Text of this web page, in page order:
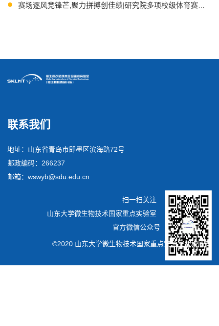
赛场逐风竞锋芒,聚力拼搏创佳绩|研究院多项校级体育赛事捷
联系我们
地址：山东省青岛市即墨区滨海路72号
邮政编码：266237
邮箱：wswyb@sdu.edu.cn
扫一扫关注
山东大学微生物技术国家重点实验室
官方微信公众号
©2020 山东大学微生物技术国家重点实验室版权所有